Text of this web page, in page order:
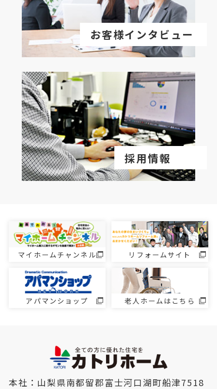
お客様インタビュー
採用情報
マイホームチャンネル リフォームサイト
アパマンショップ 老人ホームはこちら
本社：山梨県南都留郡富士河口湖町船津7518